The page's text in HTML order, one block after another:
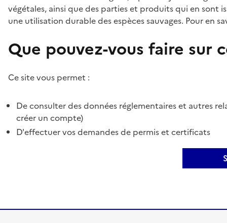
végétales, ainsi que des parties et produits qui en sont
une utilisation durable des espèces sauvages. Pour en
Que pouvez-vous faire sur
Ce site vous permet :
De consulter des données réglementaires et autres
créer un compte)
D'effectuer vos demandes de permis et certificats